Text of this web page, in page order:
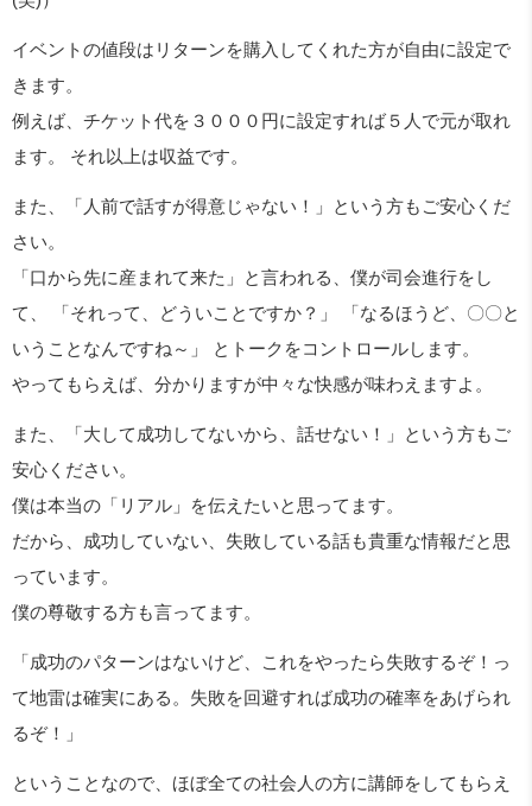
イベントの値段はリターンを購入してくれた方が自由に設定で
きます。
例えば、チケット代を３０００円に設定すれば５人で元が取れ
ます。 それ以上は収益です。
また、「人前で話すが得意じゃない！」という方もご安心くだ
さい。
「口から先に産まれて来た」と言われる、僕が司会進行をし
て、 「それって、どういことですか？」 「なるほうど、〇〇と
いうことなんですね～」 とトークをコントロールします。
やってもらえば、分かりますが中々な快感が味わえますよ。
また、「大して成功してないから、話せない！」という方もご
安心ください。
僕は本当の「リアル」を伝えたいと思ってます。
だから、成功していない、失敗している話も貴重な情報だと思
っています。
僕の尊敬する方も言ってます。
「成功のパターンはないけど、これをやったら失敗するぞ！っ
て地雷は確実にある。失敗を回避すれば成功の確率をあげられ
るぞ！」
ということなので、ほぼ全ての社会人の方に講師をしてもらえ